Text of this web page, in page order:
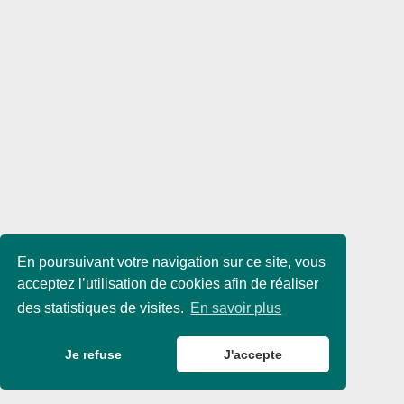
En poursuivant votre navigation sur ce site, vous
acceptez l’utilisation de cookies afin de réaliser
des statistiques de visites. En savoir plus
Je refuse J'accepte